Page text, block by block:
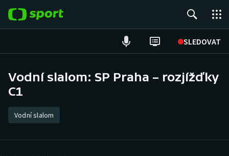
SLEDOVAT
Hokej
Tenis
Atletika
Vodní slalom: SP Praha – rozjížďky
C1
Vodní slalom